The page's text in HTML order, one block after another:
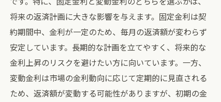
将来の返済計画に大きな影響を与えます。固定金利は契
約期間中、金利が一定のため、毎月の返済額が変わらず
安定しています。長期的な計画を立てやすく、将来的な
金利上昇のリスクを避けたい方に向いています。一方、
変動金利は市場の金利動向に応じて定期的に見直される
ため、返済額が変動する可能性がありますが、初期の金